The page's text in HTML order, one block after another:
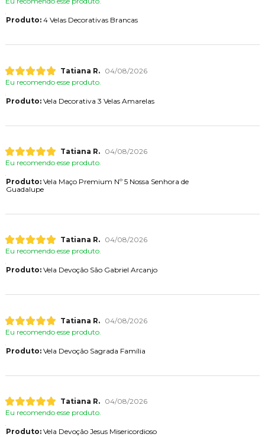
Produto:4 Velas Decorativas Brancas
Tatiana R.
04/08/2026
Eu recomendo esse produto.
Produto:Vela Decorativa 3 Velas Amarelas
Tatiana R.
04/08/2026
Eu recomendo esse produto.
Produto:Vela Maço Premium Nº 5 Nossa Senhora de
Guadalupe
Tatiana R.
04/08/2026
Eu recomendo esse produto.
Produto:Vela Devoção São Gabriel Arcanjo
Tatiana R.
04/08/2026
Eu recomendo esse produto.
Produto:Vela Devoção Sagrada Família
Tatiana R.
04/08/2026
Eu recomendo esse produto.
Produto:Vela Devoção Jesus Misericordioso